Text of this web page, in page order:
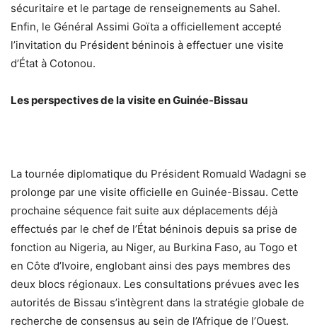
sécuritaire et le partage de renseignements au Sahel.
Enfin, le Général Assimi Goïta a officiellement accepté
l’invitation du Président béninois à effectuer une visite
d’État à Cotonou.
Les perspectives de la visite en Guinée-Bissau
La tournée diplomatique du Président Romuald Wadagni se
prolonge par une visite officielle en Guinée-Bissau. Cette
prochaine séquence fait suite aux déplacements déjà
effectués par le chef de l’État béninois depuis sa prise de
fonction au Nigeria, au Niger, au Burkina Faso, au Togo et
en Côte d’Ivoire, englobant ainsi des pays membres des
deux blocs régionaux. Les consultations prévues avec les
autorités de Bissau s’intègrent dans la stratégie globale de
recherche de consensus au sein de l’Afrique de l’Ouest.